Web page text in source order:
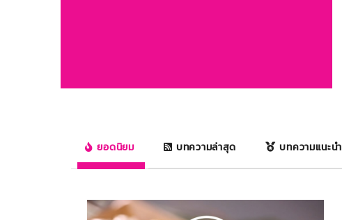
ยอดนิยม บทความล่าสุด บทความแนะนำ